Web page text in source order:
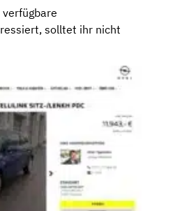
solltet ihr nicht